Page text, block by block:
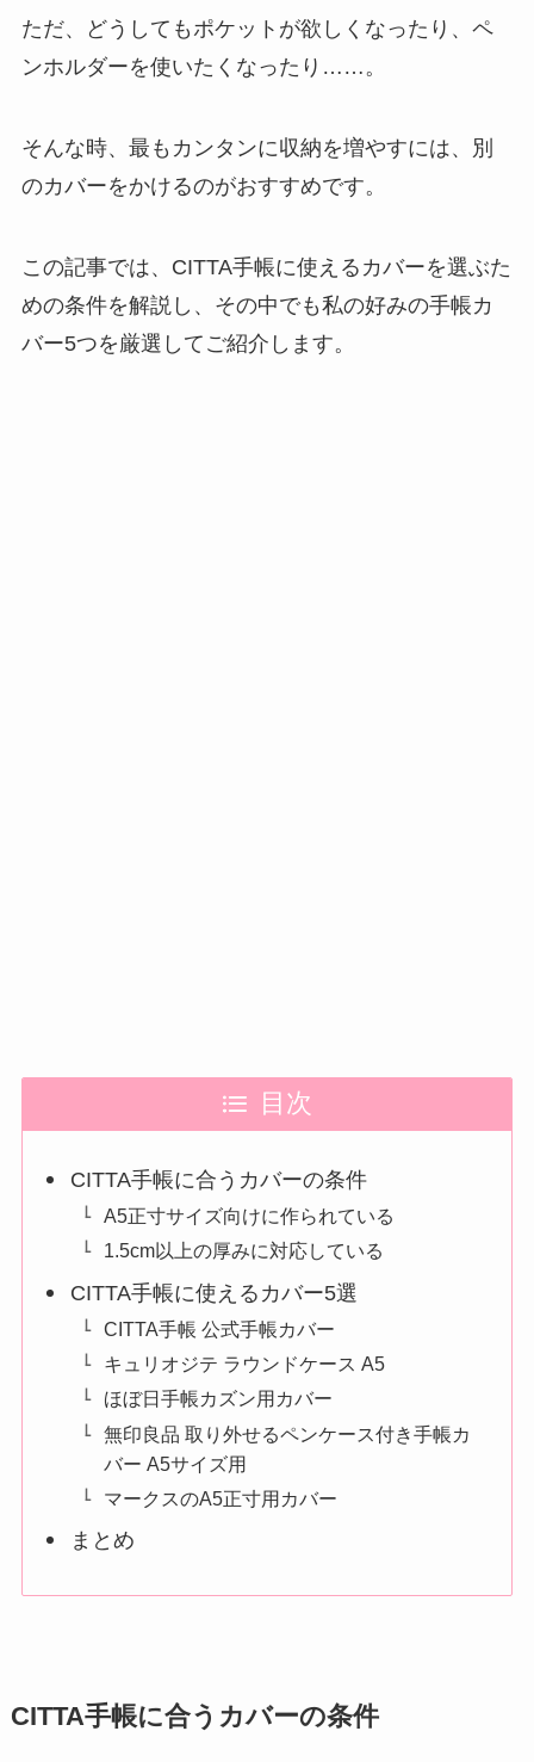
ただ、どうしてもポケットが欲しくなったり、ペ
ンホルダーを使いたくなったり……。
そんな時、最もカンタンに収納を増やすには、別
のカバーをかけるのがおすすめです。
この記事では、CITTA手帳に使えるカバーを選ぶた
めの条件を解説し、その中でも私の好みの手帳カ
バー5つを厳選してご紹介します。
目次
CITTA手帳に合うカバーの条件
A5正寸サイズ向けに作られている
1.5cm以上の厚みに対応している
CITTA手帳に使えるカバー5選
CITTA手帳 公式手帳カバー
キュリオジテ ラウンドケース A5
ほぼ日手帳カズン用カバー
無印良品 取り外せるペンケース付き手帳カ
バー A5サイズ用
マークスのA5正寸用カバー
まとめ
CITTA手帳に合うカバーの条件